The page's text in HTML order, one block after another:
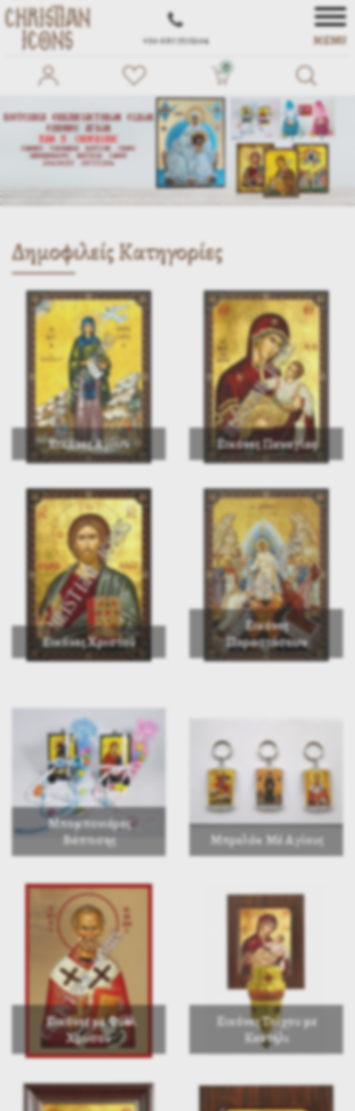
+30 697 7572104 MENU
0
Δημοφιλείς Κατηγορίες
Εικόνες Αγίων Εικόνες Παναγίας
Εικόνες Χριστού
Εικόνες
Παραστάσεων
Μπομπονιέρες
Βάπτισης
Μπρελόκ Μέ Αγίους
Εικόνες με Φύλλα
Χρυσού
Εικόνες Τοίχου με
Καντήλι